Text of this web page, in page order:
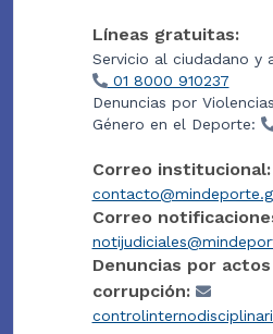
Líneas gratuitas:
Servicio al ciudadano y
01 8000 910237
Denuncias por
Género en el Deporte:
Correo institucional:
Correo
Denuncias por
corrupción: